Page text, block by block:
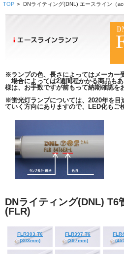
TOP > DNライティング(DNL) エースライン（
※ランプの色、長さによってはメーカー
場合によっては2週間程かかる商品も
様は、お手数ですが前もって納期確認を
※蛍光灯ランプについては、2020年を目
ていく方向にありますので、LED化もご
DNライティング(DNL) T6
(FLR)
FLR303 T6
(303mm)
FLR397 T6
(397mm)